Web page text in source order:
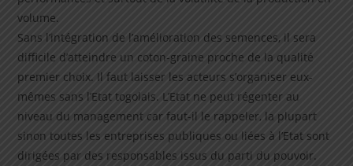
volume.
Sans l’intégration de l’amélioration des semences, il sera
difficile d’atteindre un coton-graine proche de la qualité
premier choix. Il faut laisser les acteurs s’organiser eux-
mêmes sans l’Etat togolais. L’Etat ne peut régenter au
niveau du management car faut-il le rappeler, la plupart
sinon toutes les entreprises publiques ou liées à l’Etat sont
dirigées par des responsables issus du parti du pouvoir.